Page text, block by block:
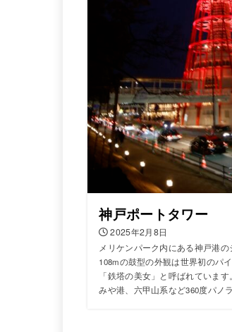
神戸ポートタワー
2025年2月8日
メリケンパーク内にある神戸港
108mの鼓型の外観は世界初のパ
「鉄塔の美女」と呼ばれていま
みや港、六甲山系など360度パノ